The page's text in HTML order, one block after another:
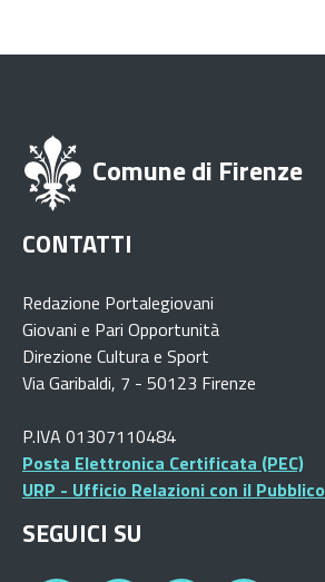
Comune di Firenze
CONTATTI
Redazione Portalegiovani
Giovani e Pari Opportunità
Direzione Cultura e Sport
Via Garibaldi, 7 - 50123 Firenze
P.IVA 01307110484
Posta Elettronica Certificata (PEC)
URP - Ufficio Relazioni con il Pubblico
SEGUICI SU